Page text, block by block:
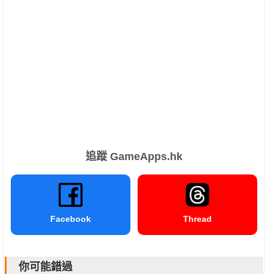
追蹤 GameApps.hk
Facebook Thread
你可能錯過